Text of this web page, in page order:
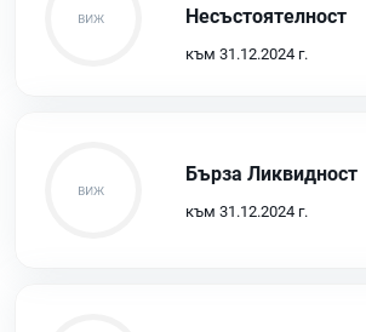
Несъстоятелност
към 31.12.2024 г.
Бърза Ликвидност
към 31.12.2024 г.